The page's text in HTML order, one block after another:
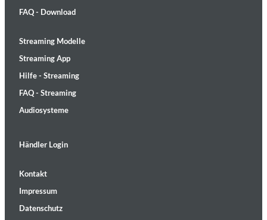
FAQ - Download
Streaming Modelle
Streaming App
Hilfe - Streaming
FAQ - Streaming
Audiosysteme
Händler Login
Kontakt
Impressum
Datenschutz